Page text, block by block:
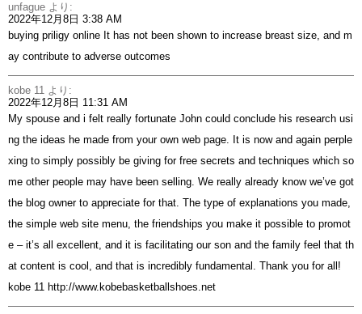
unfague より:
2022年12月8日 3:38 AM
buying priligy online It has not been shown to increase breast size, and m
ay contribute to adverse outcomes
kobe 11 より:
2022年12月8日 11:31 AM
My spouse and i felt really fortunate John could conclude his research usi
ng the ideas he made from your own web page. It is now and again perple
xing to simply possibly be giving for free secrets and techniques which so
me other people may have been selling. We really already know we’ve got
the blog owner to appreciate for that. The type of explanations you made,
the simple web site menu, the friendships you make it possible to promot
e – it’s all excellent, and it is facilitating our son and the family feel that th
at content is cool, and that is incredibly fundamental. Thank you for all!
kobe 11 http://www.kobebasketballshoes.net